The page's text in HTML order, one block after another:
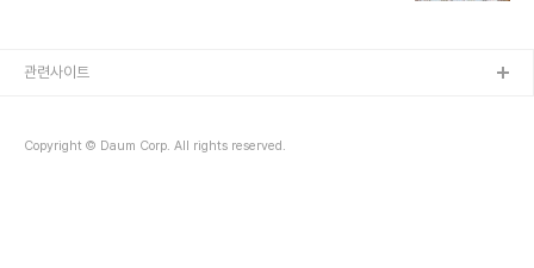
의 20년만에 들인 자수머신으로 바느질 재미가 더 쏠쏠하네요.. 특히
Copyright © Daum Corp. All rights reserved.
관련사이트